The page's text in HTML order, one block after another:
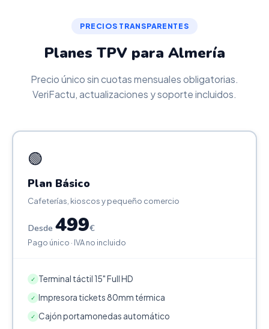
PRECIOS TRANSPARENTES
Planes TPV para Almería
Precio único sin cuotas mensuales obligatorias.
VeriFactu, actualizaciones y soporte incluidos.
🟢
Plan Básico
Cafeterías, kioscos y pequeño comercio
Desde 499€
Pago único · IVA no incluido
✓ Terminal táctil 15" Full HD
✓ Impresora tickets 80mm térmica
✓ Cajón portamonedas automático